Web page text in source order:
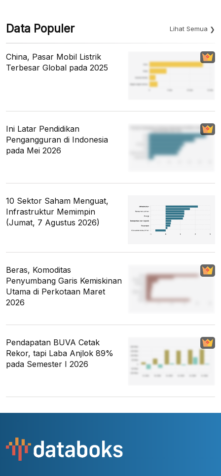
Data Populer Lihat Semua
China, Pasar Mobil Listrik
Terbesar Global pada 2025
Ini Latar Pendidikan
Pengangguran di Indonesia
pada Mei 2026
10 Sektor Saham Menguat,
Infrastruktur Memimpin
(Jumat, 7 Agustus 2026)
Beras, Komoditas
Penyumbang Garis Kemiskinan
Utama di Perkotaan Maret
2026
Pendapatan BUVA Cetak
Rekor, tapi Laba Anjlok 89%
pada Semester I 2026